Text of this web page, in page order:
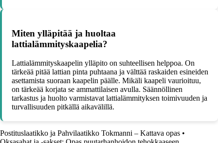
Miten ylläpitää ja huoltaa
lattialämmityskaapelia?
Lattialämmityskaapelin ylläpito on suhteellisen helppoa. On
tärkeää pitää lattian pinta puhtaana ja välttää raskaiden esineiden
asettamista suoraan kaapelin päälle. Mikäli kaapeli vaurioituu,
on tärkeää korjata se ammattilaisen avulla. Säännöllinen
tarkastus ja huolto varmistavat lattialämmityksen toimivuuden ja
turvallisuuden pitkällä aikavälillä.
Postituslaatikko ja Pahvilaatikko Tokmanni – Kattava opas •